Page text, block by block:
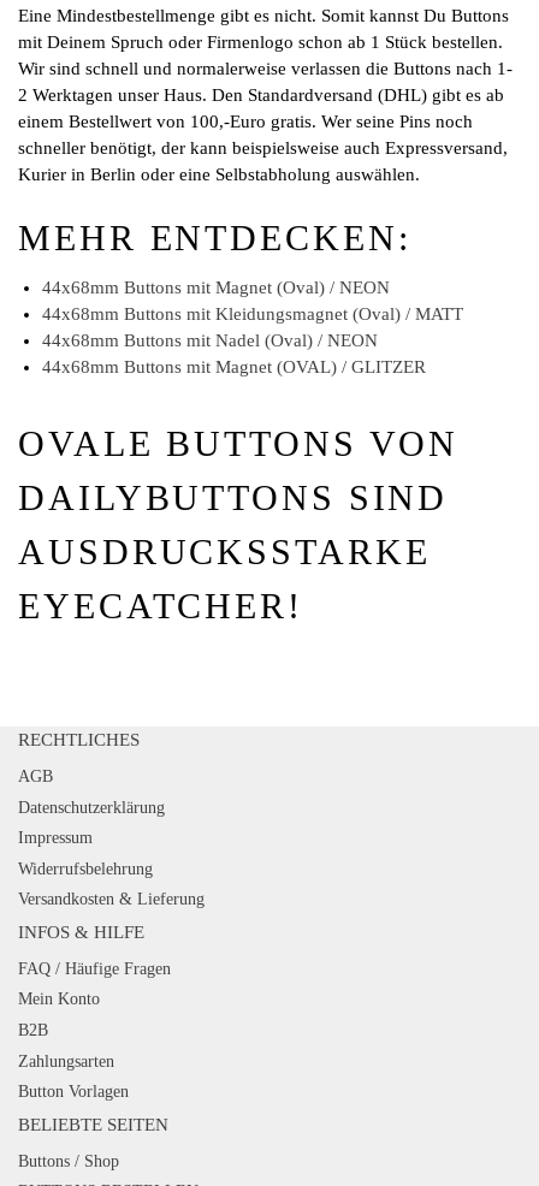
Eine Mindestbestellmenge gibt es nicht. Somit kannst Du Buttons
mit Deinem Spruch oder Firmenlogo schon ab 1 Stück bestellen.
Wir sind schnell und normalerweise verlassen die Buttons nach 1-
2 Werktagen unser Haus. Den Standardversand (DHL) gibt es ab
einem Bestellwert von 100,-Euro gratis. Wer seine Pins noch
schneller benötigt, der kann beispielsweise auch Expressversand,
Kurier in Berlin oder eine Selbstabholung auswählen.
MEHR ENTDECKEN:
44x68mm Buttons mit Magnet (Oval) / NEON
44x68mm Buttons mit Kleidungsmagnet (Oval) / MATT
44x68mm Buttons mit Nadel (Oval) / NEON
44x68mm Buttons mit Magnet (OVAL) / GLITZER
OVALE BUTTONS VON
DAILYBUTTONS SIND
AUSDRUCKSSTARKE
EYECATCHER!
RECHTLICHES
AGB
Datenschutzerklärung
Impressum
Widerrufsbelehrung
Versandkosten & Lieferung
INFOS & HILFE
FAQ / Häufige Fragen
Mein Konto
B2B
Zahlungsarten
Button Vorlagen
BELIEBTE SEITEN
Buttons / Shop